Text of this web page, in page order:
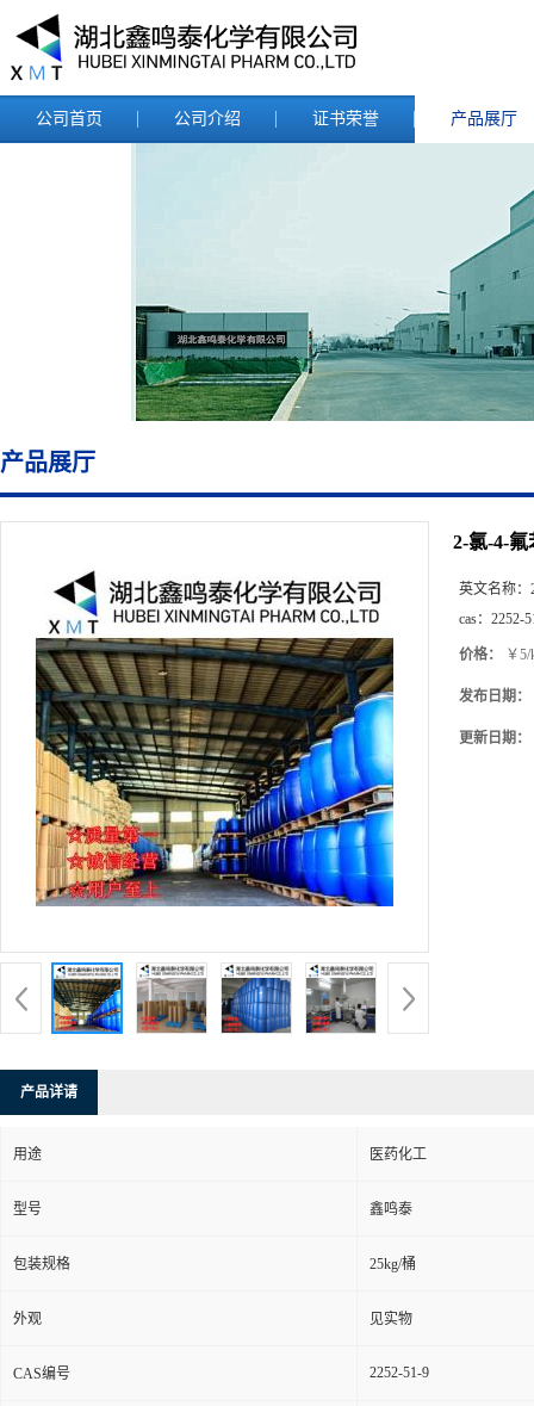
公司首页 公司介绍 证书荣誉 产品展厅
产品展厅
2-氯-4-
英文名称：
cas： 2252-
价格： ￥5/
发布日期：
更新日期：
产品详请
用途 医药化工
型号 鑫鸣泰
包装规格 25kg/桶
外观 见实物
CAS编号 2252-51-9